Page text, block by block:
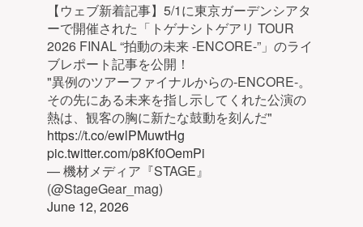
【ウェブ新着記事】5/1に東京ガーデンシアタ
ーで開催された「トゲナシトゲアリ TOUR
2026 FINAL “拍動の未来 -ENCORE-”」のライ
ブレポート記事を公開！
"異例のツアーファイナルからの-ENCORE-。
その先にある未来を指し示してくれた公演の
熱は、観客の胸に新たな鼓動を刻んだ"
https://t.co/ewlPMuwtHg
pic.twitter.com/p8Kf0OemPi
— 機材メディア『STAGE』
(@StageGear_mag)
June 12, 2026